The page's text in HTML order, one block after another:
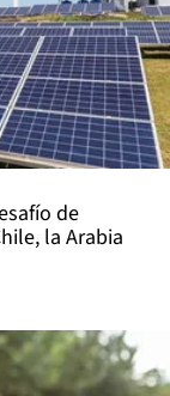
de
la Arabia